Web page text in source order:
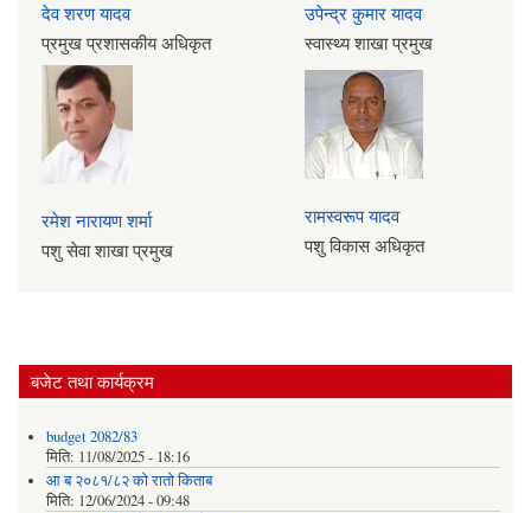
देव शरण यादव
प्रमुख प्रशासकीय अधिकृत
उपेन्द्र कुमार यादव
स्वास्थ्य शाखा प्रमुख
रमेश नारायण शर्मा
पशु सेवा शाखा प्रमुख
रामस्वरूप यादव
पशु विकास अधिकृत
बजेट तथा कार्यक्रम
budget 2082/83
मिति: 11/08/2025 - 18:16
आ ब २०८१/८२ काे राताे किताब
मिति: 12/06/2024 - 09:48